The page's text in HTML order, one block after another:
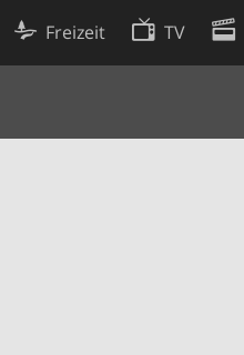
Freizeit TV